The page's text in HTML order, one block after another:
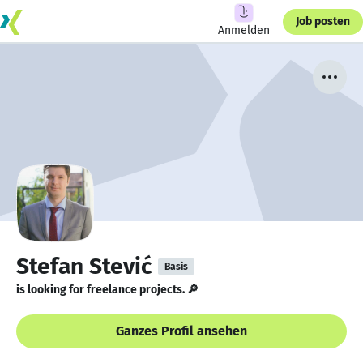
Anmelden
Job posten
Stefan Stević Basis
is looking for freelance projects. 🔎
Ganzes Profil ansehen